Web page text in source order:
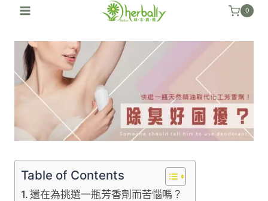
0
Table of Contents
還在為挑選一瓶芳香劑而苦惱嗎？